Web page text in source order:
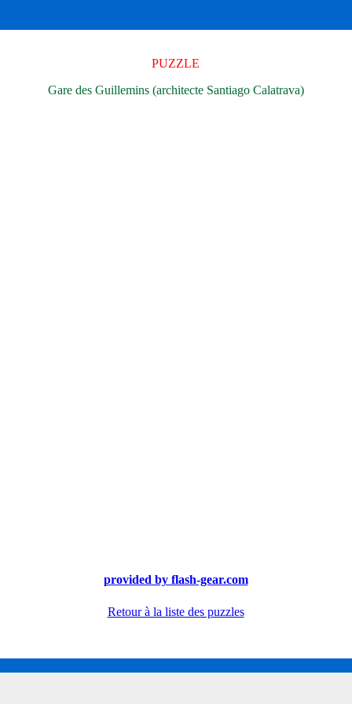
PUZZLE
Gare des Guillemins (architecte Santiago Calatrava)
provided by flash-gear.com
Retour à la liste des puzzles